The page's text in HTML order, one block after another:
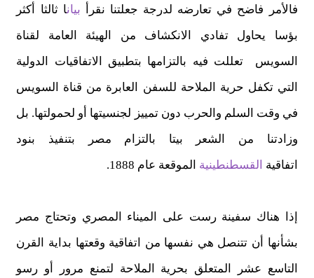
فالأمر فاضح في تعارضه لدرجة جعلتنا نقرأ بيانا ثالثا أكثر
بؤسا يحاول تفادي الانكشاف من الهيئة العامة لقناة
السويس تعللت فيه بالتزامها بتطبيق الاتفاقيات الدولية
التي تكفل حرية الملاحة للسفن العابرة من قناة السويس
في وقت السلم والحرب دون تمييز لجنسيتها أو لحمولتها. بل
وزادتنا من الشعر بيتا بالتزام مصر بتنفيذ بنود
اتفاقية القسطنطينية الموقعة عام 1888.
إذا هناك سفينة رست على الميناء المصري وتحتاج مصر
بشأنها أن تتنصل هي نفسها من اتفاقية وقعتها بداية القرن
التاسع عشر المتعلق بحرية الملاحة لتمنع مرور أو رسو